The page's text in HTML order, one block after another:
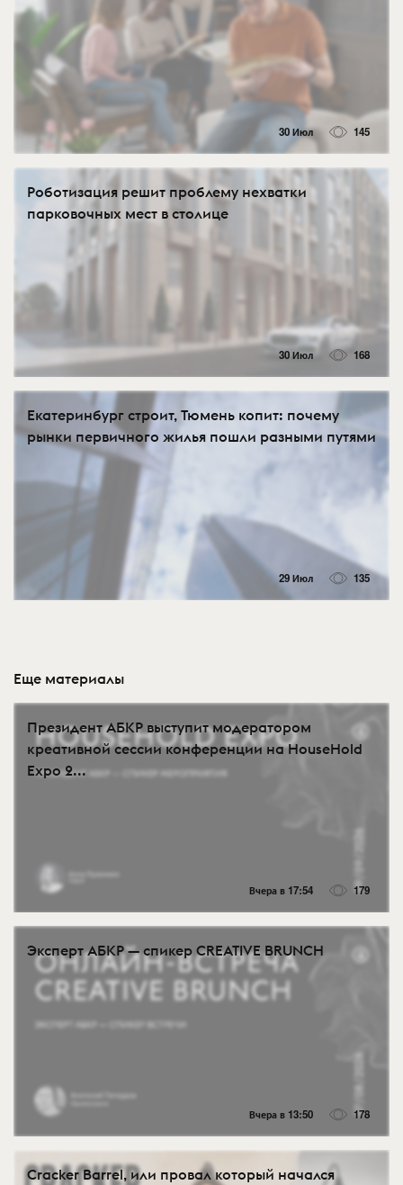
30 Июл 145
Роботизация решит проблему нехватки
парковочных мест в столице
30 Июл 168
Екатеринбург строит, Тюмень копит: почему
рынки первичного жилья пошли разными путями
29 Июл 135
Еще материалы
Президент АБКР выступит модератором
креативной сессии конференции на HouseHold
Expo 2...
Вчера в 17:54 179
Эксперт АБКР — спикер CREATIVE BRUNCH
Вчера в 13:50 178
Cracker Barrel, или провал который начался